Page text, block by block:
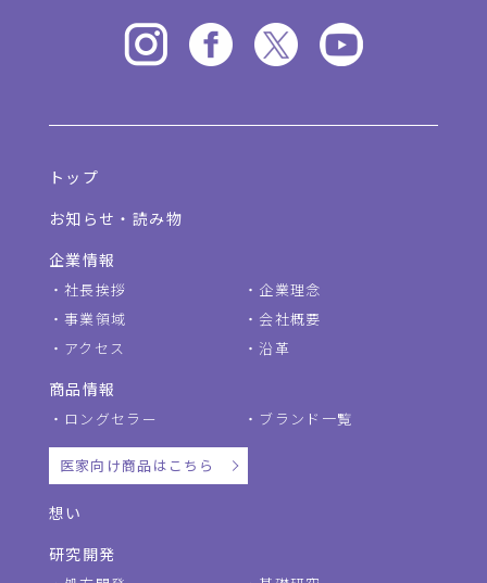
トップ
お知らせ・読み物
企業情報
社長挨拶
企業理念
事業領域
会社概要
アクセス
沿革
商品情報
ロングセラー ブランド一覧
医家向け商品はこちら
想い
研究開発